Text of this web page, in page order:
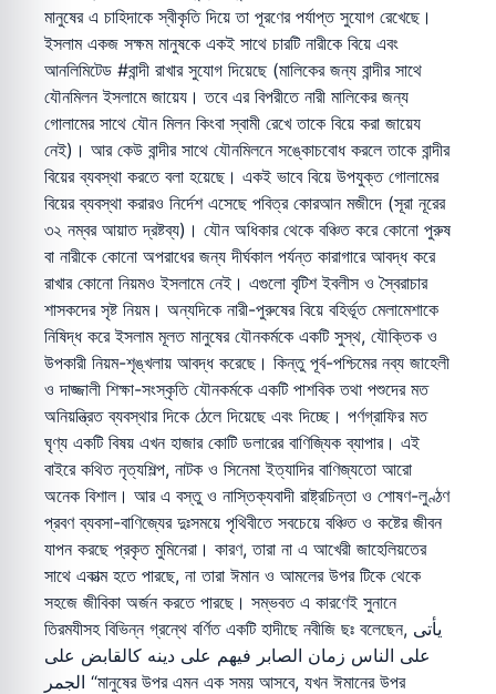
মানুষের এ চাহিদাকে স্বীকৃতি দিয়ে তা পূরণের পর্যাপ্ত সুযোগ রেখেছে।
ইসলাম একজ সক্ষম মানুষকে একই সাথে চারটি নারীকে বিয়ে এবং
আনলিমিটেড #বান্দী রাখার সুযোগ দিয়েছে (মালিকের জন্য বান্দীর সাথে
যৌনমিলন ইসলামে জায়েয। তবে এর বিপরীতে নারী মালিকের জন্য
গোলামের সাথে যৌন মিলন কিংবা স্বামী রেখে তাকে বিয়ে করা জায়েয
নেই)। আর কেউ বান্দীর সাথে যৌনমিলনে সঙ্কোচবোধ করলে তাকে বান্দীর
বিয়ের ব্যবস্থা করতে বলা হয়েছে। একই ভাবে বিয়ে উপযুক্ত গোলামের
বিয়ের ব্যবস্থা করারও নির্দেশ এসেছে পবিত্র কোরআন মজীদে (সূরা নূরের
৩২ নম্বর আয়াত দ্রষ্টব্য)। যৌন অধিকার থেকে বঞ্চিত করে কোনো পুরুষ
বা নারীকে কোনো অপরাধের জন্য দীর্ঘকাল পর্যন্ত কারাগারে আবদ্ধ করে
রাখার কোনো নিয়মও ইসলামে নেই। এগুলো বৃটিশ ইবলীস ও স্বৈরাচার
শাসকদের সৃষ্ট নিয়ম। অন্যদিকে নারী-পুরুষের বিয়ে বহির্ভূত মেলামেশাকে
নিষিদ্ধ করে ইসলাম মূলত মানুষের যৌনকর্মকে একটি সুস্থ, যৌক্তিক ও
উপকারী নিয়ম-শৃঙ্খলায় আবদ্ধ করেছে। কিন্তু পূর্ব-পশ্চিমের নব্য জাহেলী
ও দাজ্জালী শিক্ষা-সংস্কৃতি যৌনকর্মকে একটি পাশবিক তথা পশুদের মত
অনিয়ন্ত্রিত ব্যবস্থার দিকে ঠেলে দিয়েছে এবং দিচ্ছে। পর্ণগ্রাফির মত
ঘৃণ্য একটি বিষয় এখন হাজার কোটি ডলারের বাণিজ্যিক ব্যাপার। এই
বাইরে কথিত নৃত্যশিল্প, নাটক ও সিনেমা ইত্যাদির বাণিজ্যতো আরো
অনেক বিশাল। আর এ বস্তু ও নাস্তিক্যবাদী রাষ্ট্রচিন্তা ও শোষণ-লুণ্ঠণ
প্রবণ ব্যবসা-বাণিজ্যের দুঃসময়ে পৃথিবীতে সবচেয়ে বঞ্চিত ও কষ্টের জীবন
যাপন করছে প্রকৃত মুমিনেরা। কারণ, তারা না এ আখেরী জাহেলিয়তের
সাথে একাত্ম হতে পারছে, না তারা ঈমান ও আমলের উপর টিকে থেকে
সহজে জীবিকা অর্জন করতে পারছে। সম্ভবত এ কারণেই সুনানে
তিরমযীসহ বিভিন্ন গ্রন্থে বর্ণিত একটি হাদীছে নবীজি ছঃ বলেছেন, يأتى
على الناس زمان الصابر فيهم على دينه كالقابض على
الجمر “মানুষের উপর এমন এক সময় আসবে, যখন ঈমানের উপর